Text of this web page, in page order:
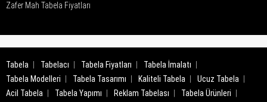
Zafer Mah Tabela Fiyatları
Tabela Tabelacı Tabela Fiyatları
Tabela İmalatı
Tabela Modelleri
Tabela Tasarımı Kaliteli Tabela
Ucuz Tabela
Acil Tabela
Tabela Yapımı Reklam Tabelası
Tabela Ürünleri